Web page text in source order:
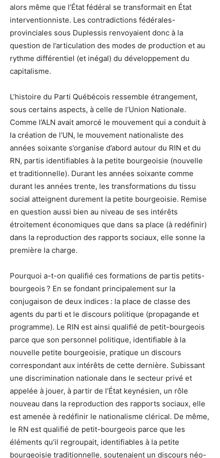
alors même que l’État fédéral se transformait en État
interventionniste. Les contradictions fédérales-
provinciales sous Duplessis renvoyaient donc à la
question de l’articulation des modes de production et au
rythme différentiel (et inégal) du développement du
capitalisme.
L’histoire du Parti Québécois ressemble étrangement,
sous certains aspects, à celle de l’Union Nationale.
Comme l’ALN avait amorcé le mouvement qui a conduit à
la création de l’UN, le mouvement nationaliste des
années soixante s’organise d’abord autour du RIN et du
RN, partis identifiables à la petite bourgeoisie (nouvelle
et traditionnelle). Durant les années soixante comme
durant les années trente, les transformations du tissu
social atteignent durement la petite bourgeoisie. Remise
en question aussi bien au niveau de ses intérêts
étroitement économiques que dans sa place (à redéfinir)
dans la reproduction des rapports sociaux, elle sonne la
première la charge.
Pourquoi a-t-on qualifié ces formations de partis petits-
bourgeois ? En se fondant principalement sur la
conjugaison de deux indices : la place de classe des
agents du parti et le discours politique (propagande et
programme). Le RIN est ainsi qualifié de petit-bourgeois
parce que son personnel politique, identifiable à la
nouvelle petite bourgeoisie, pratique un discours
correspondant aux intérêts de cette dernière. Subissant
une discrimination nationale dans le secteur privé et
appelée à jouer, à partir de l’État keynésien, un rôle
nouveau dans la reproduction des rapports sociaux, elle
est amenée à redéfinir le nationalisme clérical. De même,
le RN est qualifié de petit-bourgeois parce que les
éléments qu’il regroupait, identifiables à la petite
bourgeoisie traditionnelle, soutenaient un discours néo-